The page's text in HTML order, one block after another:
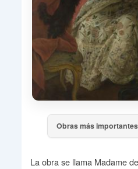
Obras más
La obra se llama Madame